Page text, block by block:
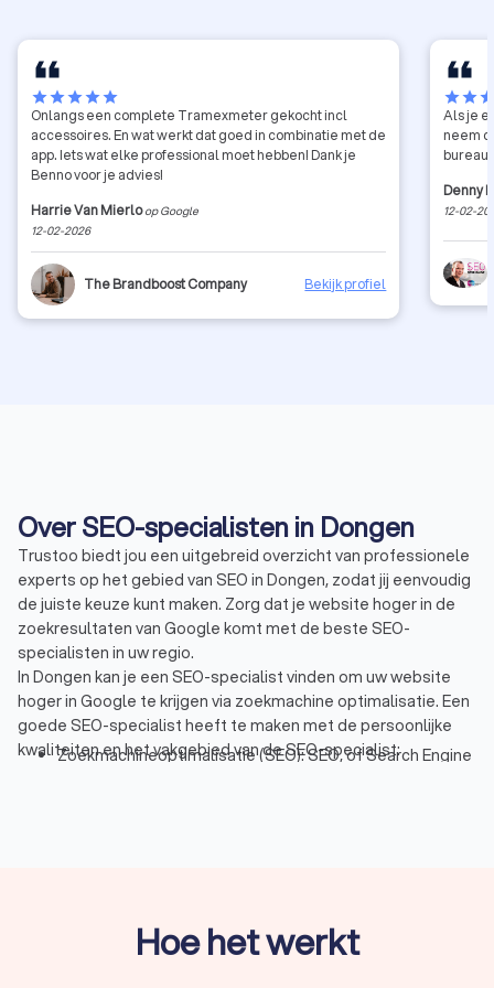
starstarstarstarstar
Onlangs een complete Tramexmeter gekocht incl
accessoires. En wat werkt dat goed in combinatie met de
app. Iets wat elke professional moet hebben! Dank je
Benno voor je advies!
Harrie Van Mierlo op Google
12-02-2026
The Brandboost Company Bekijk profiel
starstar
Als je
neem
bureau
Denny
12-02-
Over SEO-specialisten in Dongen
Trustoo biedt jou een uitgebreid overzicht van professionele
experts op het gebied van SEO in Dongen, zodat jij eenvoudig
de juiste keuze kunt maken. Zorg dat je website hoger in de
zoekresultaten van Google komt met de beste SEO-
specialisten in uw regio.
In Dongen kan je een SEO-specialist vinden om uw website
hoger in Google te krijgen via zoekmachine optimalisatie. Een
goede SEO-specialist heeft te maken met de persoonlijke
kwaliteiten en het vakgebied van de SEO-specialist:
Zoekmachineoptimalisatie (SEO): SEO, of Search Engine
Website optimalisatie: gebsite optimalisatie is een
Hoe het werkt